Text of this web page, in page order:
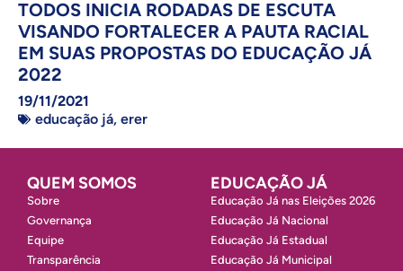
TODOS INICIA RODADAS DE ESCUTA
VISANDO FORTALECER A PAUTA RACIAL
EM SUAS PROPOSTAS DO EDUCAÇÃO JÁ
2022
19/11/2021
educação já, erer
QUEM SOMOS
Sobre
Governança
Equipe
Transparência
EDUCAÇÃO JÁ
Educação Já nas Eleições 2026
Educação Já Nacional
Educação Já Estadual
Educação Já Municipal